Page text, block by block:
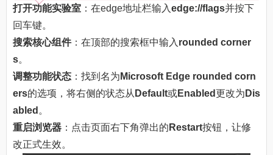
打开功能实验室 ：在edge地址栏输入edge://flags并按下
回车键。
搜索核心组件：在顶部的搜索框中输入 rounded corner
s。
调整功能状态 ：找到名为 Microsoft Edge rounded corn
ers的选项，将右侧的状态从 Default或Enabled更改为 Dis
abled 。
重启浏览器 ：点击页面右下角弹出的 Restart按钮，让修
改正式生效。